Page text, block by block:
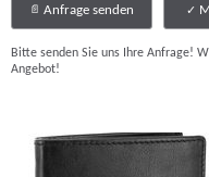
Anfrage senden
Bitte senden Sie uns Ihre Anfrage!
Angebot!